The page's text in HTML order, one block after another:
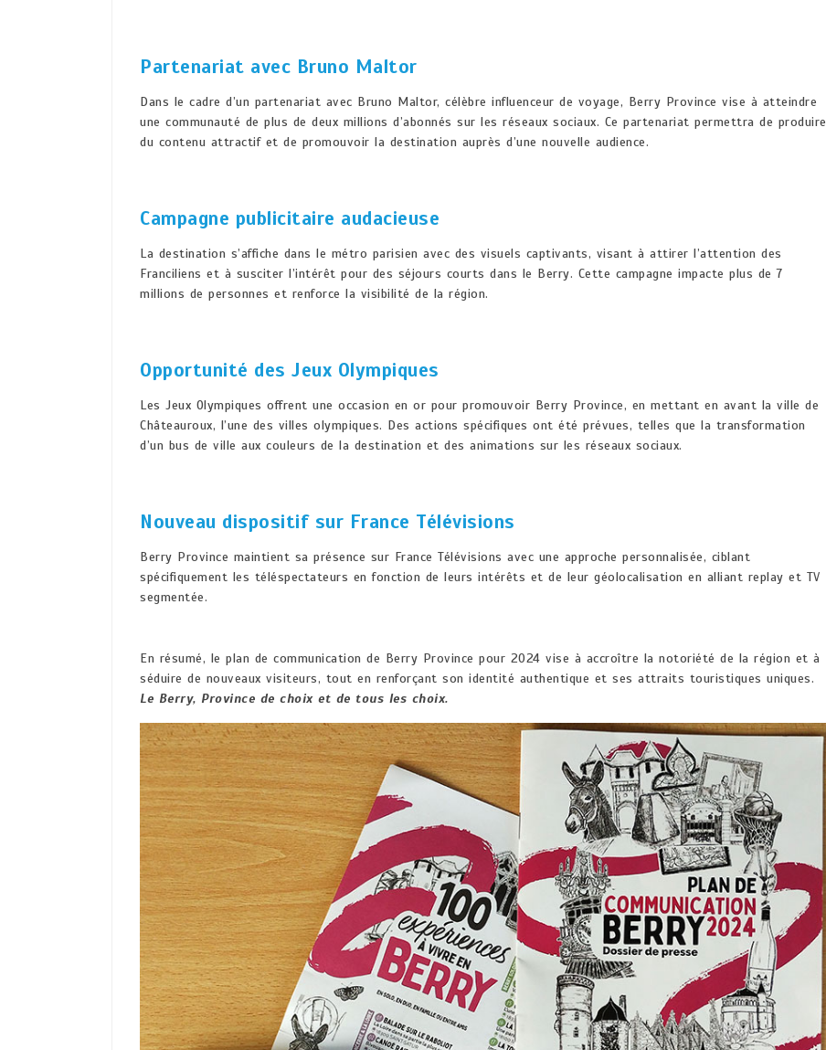
Partenariat avec Bruno Maltor
Dans le cadre d’un partenariat avec Bruno Maltor, célèbre influenceur de voyage, Berry Province vise à atteindre
une communauté de plus de deux millions d’abonnés sur les réseaux sociaux. Ce partenariat permettra de produire
du contenu attractif et de promouvoir la destination auprès d’une nouvelle audience.
Campagne publicitaire audacieuse
La destination s’affiche dans le métro parisien avec des visuels captivants, visant à attirer l’attention des
Franciliens et à susciter l’intérêt pour des séjours courts dans le Berry. Cette campagne impacte plus de 7
millions de personnes et renforce la visibilité de la région.
Opportunité des Jeux Olympiques
Les Jeux Olympiques offrent une occasion en or pour promouvoir Berry Province, en mettant en avant la ville de
Châteauroux, l’une des villes olympiques. Des actions spécifiques ont été prévues, telles que la transformation
d’un bus de ville aux couleurs de la destination et des animations sur les réseaux sociaux.
Nouveau dispositif sur France Télévisions
Berry Province maintient sa présence sur France Télévisions avec une approche personnalisée, ciblant
spécifiquement les téléspectateurs en fonction de leurs intérêts et de leur géolocalisation en alliant replay et TV
segmentée.
En résumé, le plan de communication de Berry Province pour 2024 vise à accroître la notoriété de la région et à
séduire de nouveaux visiteurs, tout en renforçant son identité authentique et ses attraits touristiques uniques.
Le Berry, Province de choix et de tous les choix.